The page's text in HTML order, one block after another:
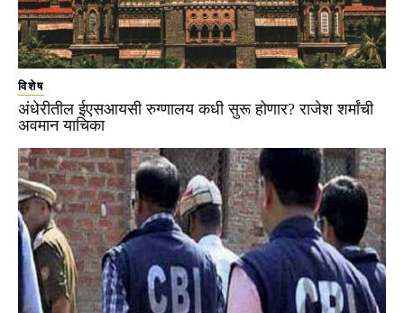
विशेष
अंधेरीतील ईएसआयसी रुग्णालय कधी सुरू होणार? राजेश शर्मांची
अवमान याचिका